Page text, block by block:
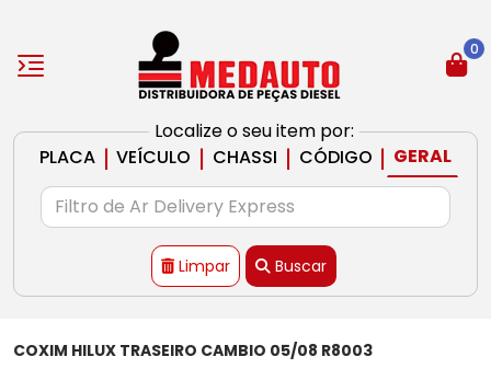
Localize o seu item por:
PLACA | VEÍCULO | CHASSI | CÓDIGO | GERAL
Limpar Buscar
0
COXIM HILUX TRASEIRO CAMBIO 05/08 R8003